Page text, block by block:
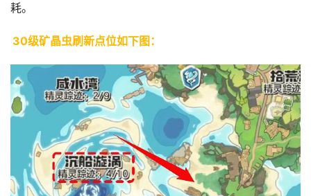
耗。
30级矿晶虫刷新点位如下图：